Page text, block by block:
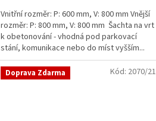
Vnitřní rozměr: P: 600 mm, V: 800 mm Vnější
rozměr: P: 800 mm, V: 800 mm Šachta na vrt
k obetonování - vhodná pod parkovací
stání, komunikace nebo do míst vyšším...
Doprava Zdarma Kód: 2070/21